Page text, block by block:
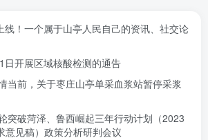
线！一个属于山亭人民自己的资讯、社交论
日开展区域核酸检测的通告
当前，关于枣庄山亭单采血浆站暂停采浆
突破菏泽、鲁西崛起三年行动计划（2023
见稿）政策分析研判会议